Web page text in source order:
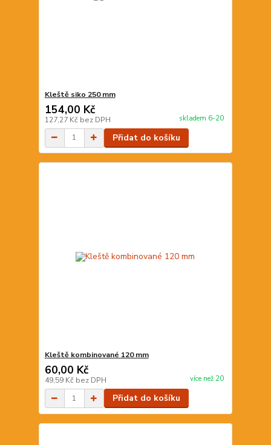
Kleště siko 250 mm
154,00 Kč
127,27 Kč bez DPH skladem 6-20
Přidat do košíku
Kleště kombinované 120 mm
60,00 Kč
49,59 Kč bez DPH více než 20
Přidat do košíku